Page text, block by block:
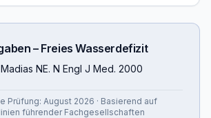
–Freies Wasserdefizit
NE. N Engl J Med. 2000
Prüfung: August 2026 · Basierend auf
führender Fachgesellschaften